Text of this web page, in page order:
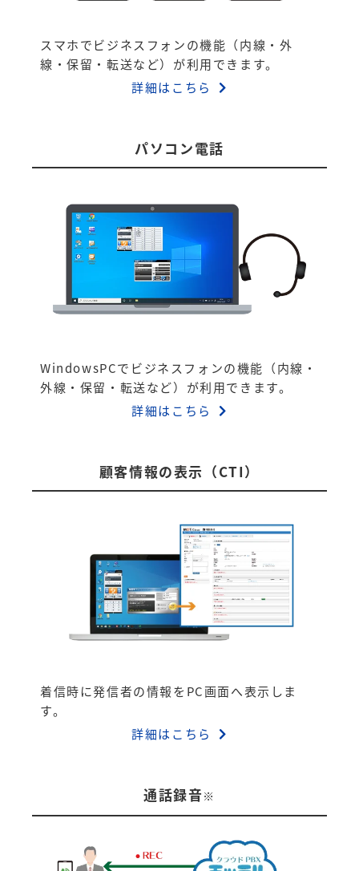
スマホでビジネスフォンの機能（内線・外
線・保留・転送など）が利用できます。
詳細はこちら
パソコン電話
WindowsPCでビジネスフォンの機能（内線・
外線・保留・転送など）が利用できます。
詳細はこちら
顧客情報の表示（CTI）
着信時に発信者の情報をPC画面へ表示しま
す。
詳細はこちら
通話録音 ※